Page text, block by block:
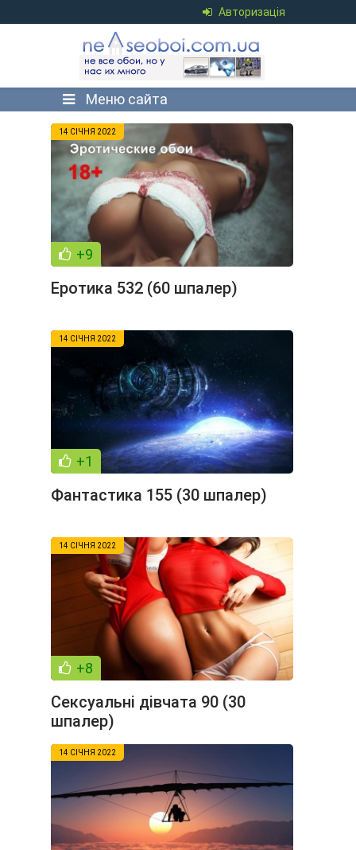
Авторизація
Меню сайта
14 СІЧНЯ 2022
+9
Еротика 532 (60 шпалер)
14 СІЧНЯ 2022
+1
Фантастика 155 (30 шпалер)
14 СІЧНЯ 2022
+8
Сексуальні дівчата 90 (30
шпалер)
14 СІЧНЯ 2022